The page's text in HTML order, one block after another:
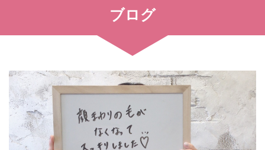
ブログ